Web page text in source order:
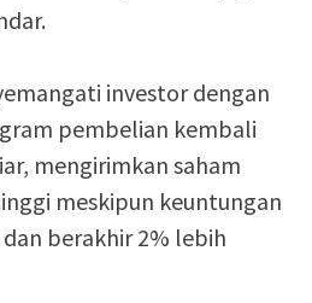
investor dengan
pembelian kembali
mengirimkan saham
meskipun keuntungan
berakhir 2% lebih